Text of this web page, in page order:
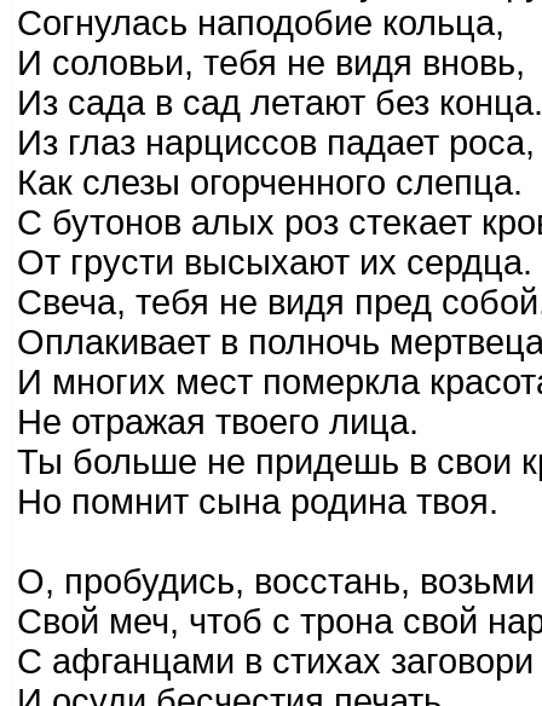
Согнулась наподобие кольца,
И соловьи, тебя не видя вновь,
Из сада в сад летают без конца.
Из глаз нарциссов падает роса,
Как слезы огорченного слепца.
С бутонов алых роз стекает
От грусти высыхают их сердца.
Свеча, тебя не видя пред
Оплакивает в полночь
И многих мест померкла
Не отражая твоего лица.
Ты больше не придешь в свои
Но помнит сына родина твоя.
О, пробудись, восстань, возьми
Свой меч, чтоб с трона свой
С афганцами в стихах заговори